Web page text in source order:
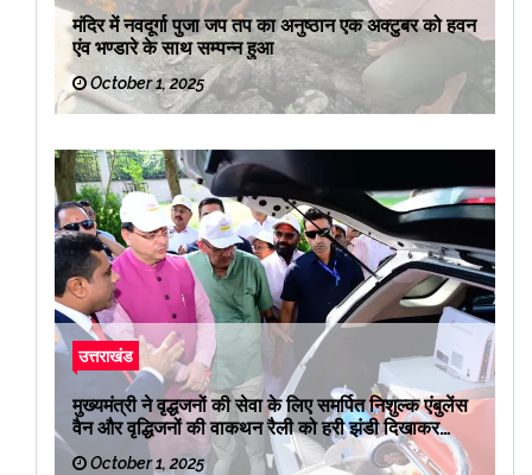
मंदिर में नवदूर्गा पुजा जप तप का अनुष्ठान एक अक्टुबर को हवन
एंव भण्डारे के साथ सम्पन्न हुआ
October 1, 2025
उत्तराखंड
मुख्यमंत्री ने वृद्धजनों की सेवा के लिए समर्पित निशुल्क एंबुलेंस
वैन और वृद्धिजनों की वाकथन रैली को हरी झंडी दिखाकर
रवाना किया
October 1, 2025